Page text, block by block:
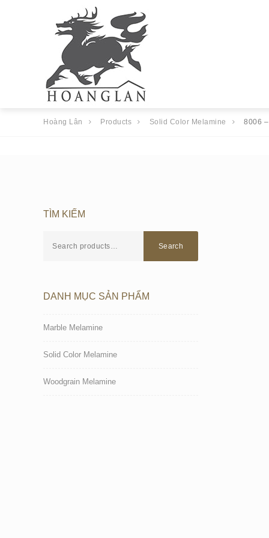
Hoàng Lân Products Solid Color Melamine 8006
TÌM KIẾM
Search
DANH MỤC SẢN PHẨM
Marble Melamine
Solid Color Melamine
Woodgrain Melamine